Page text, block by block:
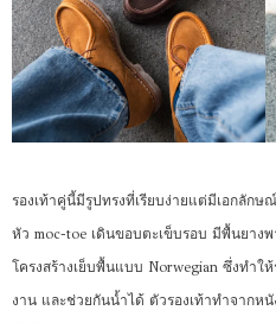
รองเท้าคู่นี้มีรูปทรงที่เรียบง่ายแต่มีเอกลักษ
หัว moc-toe เดินขอบตะเข็บรอบ มีพื้นยาง
โครงสร้างเย็บพื้นแบบ Norwegian ซึ่งทำใ
งาน และช่วยกันน้ำได้ ตัวรองเท้าทำจากห